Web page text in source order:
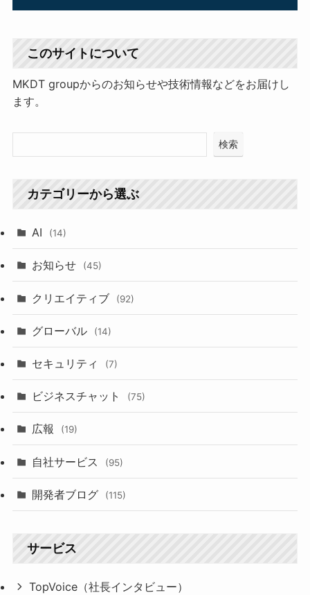
このサイトについて
MKDT groupからのお知らせや技術情報などをお届けし
ます。
検索
カテゴリーから選ぶ
AI (14)
お知らせ (45)
クリエイティブ (92)
グローバル (14)
セキュリティ (7)
ビジネスチャット (75)
広報 (19)
自社サービス (95)
開発者ブログ (115)
サービス
TopVoice（社長インタビュー）